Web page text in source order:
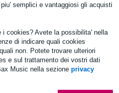
semplici e vantaggiosi gli acquisti
i cookies? Avete la possibilita' nella
di indicare quali cookies
non. Potete trovare ulteriori
e sul trattamento dei vostri dati
Music nella sezione privacy